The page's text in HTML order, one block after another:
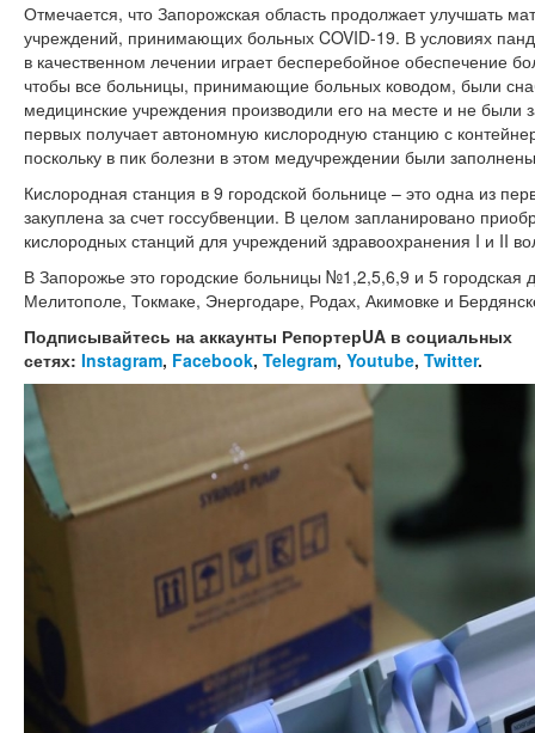
Отмечается, что Запорожская область продолжает улучшать
учреждений, принимающих больных COVID-19. В условиях
в качественном лечении играет бесперебойное обеспечение
чтобы все больницы, принимающие больных ководом, были
медицинские учреждения производили его на месте и не были
первых получает автономную кислородную станцию ​​с
поскольку в пик болезни в этом медучреждении были
Кислородная станция в 9 городской больнице – это одна из
закуплена за счет госсубвенции. В целом запланировано
кислородных станций для учреждений здравоохранения I и II
В Запорожье это городские больницы №1,2,5,6,9 и 5 городская
Мелитополе, Токмаке, Энергодаре, Родах, Акимовке и
Подписывайтесь на аккаунты РепортерUA в социальных
сетях: Instagram, Facebook, Telegram, Youtube, Twitter.